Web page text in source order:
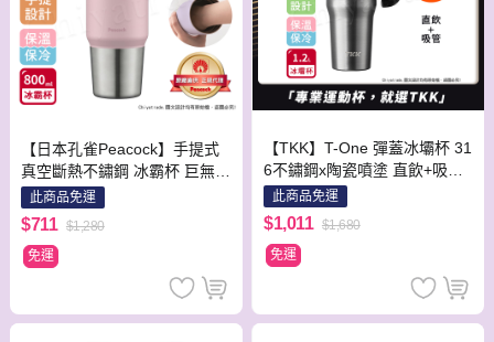
【日本孔雀Peacock】手提式
真空斷熱不鏽鋼 冰霸杯 巨無霸
鋼杯 保冰保溫 隨行杯 800ML
(上蓋可拆洗)-粉紅色
此商品免運
$711 $1,280
免運
【TKK】T-One 彈蓋冰壩杯 31
6不鏽鋼x陶瓷噴塗 直飲+吸管
保冰保溫 運動隨身杯 1200ML
(握把式)-冰川銀
此商品免運
$1,011 $1,680
免運